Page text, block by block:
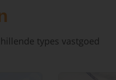
types vastgoed